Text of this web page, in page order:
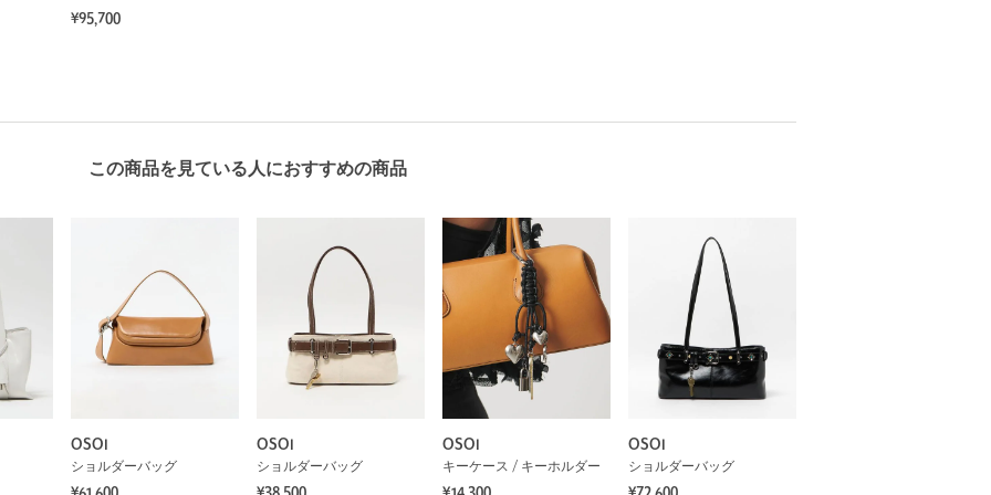
¥95,700
この商品を見ている人におすすめの商品
OSOI
ショルダーバッグ
OSOI
ショルダーバッグ
OSOI
キーケース / キーホルダー
OSOI
ショルダーバッグ